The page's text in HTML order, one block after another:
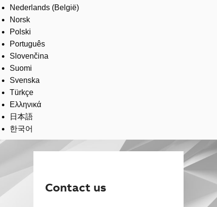
Nederlands (België)
Norsk
Polski
Português
Slovenčina
Suomi
Svenska
Türkçe
Ελληνικά
日本語
한국어
Contact us